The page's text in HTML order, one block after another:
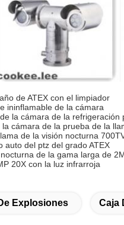
de ATEX con el limpiador
ininflamable de la cámara
la cámara de la refrigeración
la cámara de la prueba de la
de la visión nocturna
auto del ptz del grado ATEX
de la gama larga de
20X con la luz infrarroja
Explosiones Caja